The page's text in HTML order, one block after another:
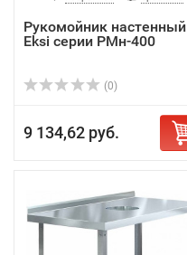
Рукомойник настенный
Eksi серии РМн-400
(0)
9 134,62 руб.